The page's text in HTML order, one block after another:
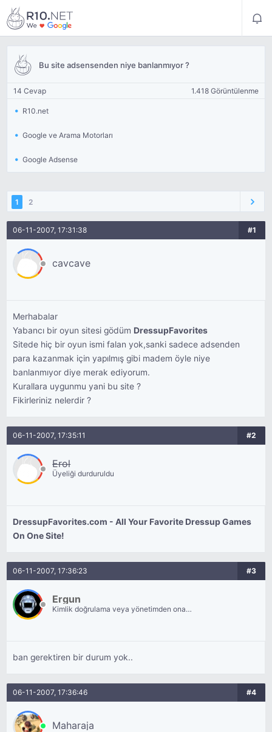
Bu site adsensenden niye banlanmıyor ?
14 Cevap 1.418 Görüntülenme
R10.net
Google ve Arama Motorları
Google Adsense
1 2
06-11-2007, 17:31:38 #1
cavcave
Merhabalar
Yabancı bir oyun sitesi gödüm DressupFavorites
Sitede hiç bir oyun ismi falan yok,sanki sadece adsenden
para kazanmak için yapılmış gibi madem öyle niye
banlanmıyor diye merak ediyorum.
Kurallara uygunmu yani bu site ?
Fikirleriniz nelerdir ?
06-11-2007, 17:35:11 #2
Erol
Üyeliği durduruldu
DressupFavorites.com - All Your Favorite Dressup Games
On One Site!
06-11-2007, 17:36:23 #3
Ergun
Kimlik doğrulama veya yönetimden onay
ban gerektiren bir durum yok..
06-11-2007, 17:36:46 #4
Maharaja